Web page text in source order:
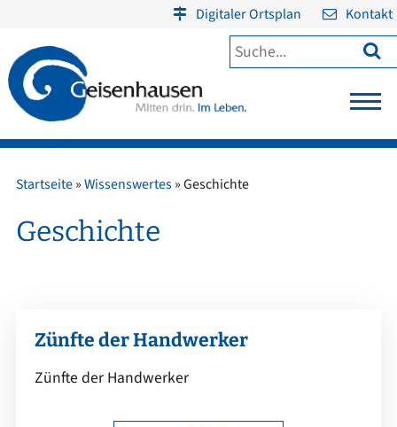
Digitaler Ortsplan Kontakt

Startseite»Wissenswertes »Geschichte
Geschichte
Zünfte der Handwerker
Zünfte der Handwerker